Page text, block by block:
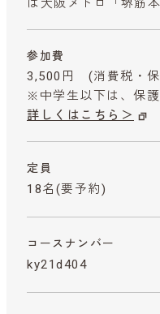
は大阪メトロ「堺筋
参加費
3,500円 (消費税・
※中学生以下は、保
詳しくはこちら＞
定員
18名(要予約)
コースナンバー
ky21d404